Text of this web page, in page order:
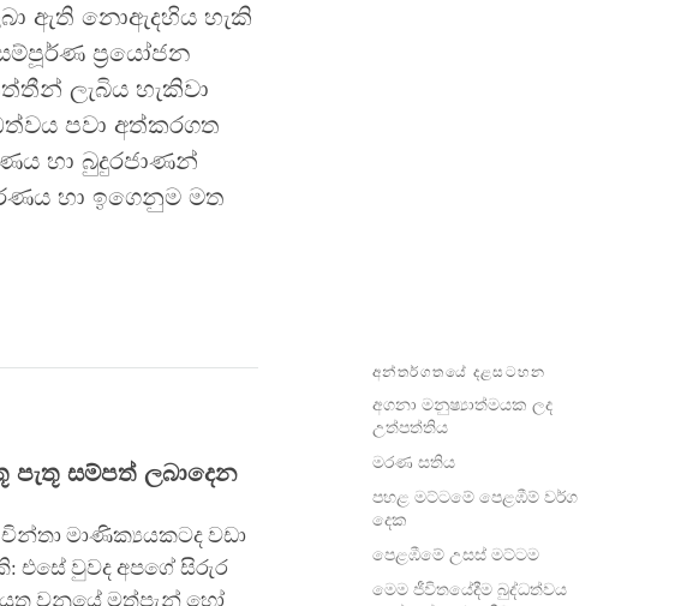
ඇති නොඇදහිය හැකි
ප්‍රයෝජන
ලැබිය හැකිවා
පවා අත්කරගත
හා බුදුරජාණන්
හා ඉගෙනුම මත
අන්තර්ගතයේ දළසටහන
අගනා මනුෂ්‍යාත්මයක ලද
උත්පත්තිය
මරණ සතිය
පහළ මට්ටමේ පෙළඹීම් වර්ග
දෙක
පෙළඹීමේ උසස් මට්ටම
මෙම ජීවිතයේදීම බුද්ධත්වය
සම්පත් ලබාදෙන
මාණික්‍යයකටද වඩා
එසේ වුවද අපගේ සිරුර
යුතු වනුයේ මත්පැන් හෝ